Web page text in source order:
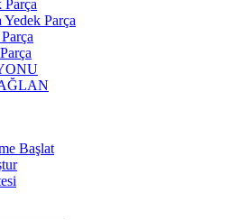
Parça
Parça
Başlat